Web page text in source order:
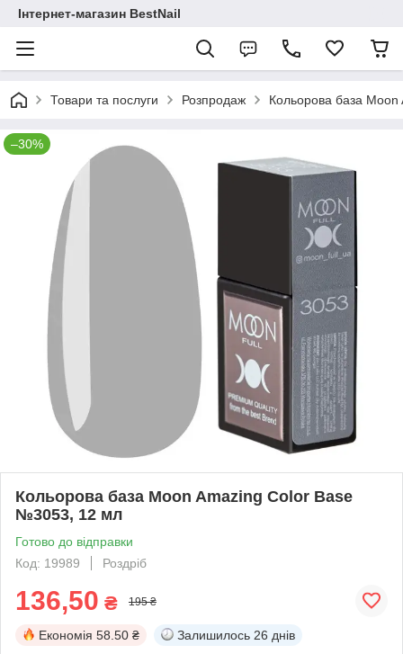
Інтернет-магазин BestNail
Товари та послуги Розпродаж Кольорова база
–30%
Кольорова база Moon Amazing Color Base
№3053, 12 мл
Готово до відправки
Код: 19989
Роздріб
136,50 ₴ 195 ₴
Економія 58.50 ₴ Залишилось 26 днів